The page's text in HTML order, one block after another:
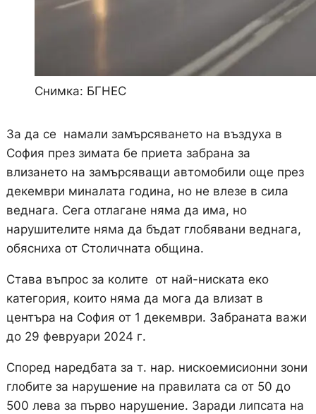
Снимка: БГНЕС
За да се намали замърсяването на въздуха в
София през зимата бе приета забрана за
влизането на замърсяващи автомобили още през
декември миналата година, но не влезе в сила
веднага. Сега отлагане няма да има, но
нарушителите няма да бъдат глобявани веднага,
обясниха от Столичната община.
Става въпрос за колите от най-ниската еко
категория, които няма да мога да влизат в
центъра на София от 1 декември. Забраната важи
до 29 февруари 2024 г.
Според наредбата за т. нар. нискоемисионни зони
глобите за нарушение на правилата са от 50 до
500 лева за първо нарушение. Заради липсата на